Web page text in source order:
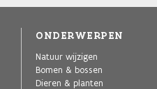
ONDERWERPEN
Natuur wijzigen
Bomen & bossen
Dieren & planten